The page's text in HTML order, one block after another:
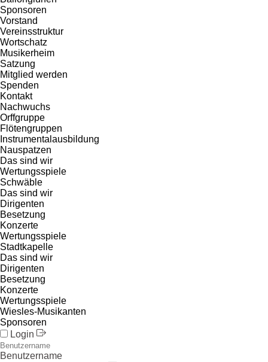
Sponsoren
Vorstand
Vereinsstruktur
Wortschatz
Musikerheim
Satzung
Mitglied werden
Spenden
Kontakt
Nachwuchs
Orffgruppe
Flötengruppen
Instrumentalausbildung
Nauspatzen
Das sind wir
Wertungsspiele
Schwäble
Das sind wir
Dirigenten
Besetzung
Konzerte
Wertungsspiele
Stadtkapelle
Das sind wir
Dirigenten
Besetzung
Konzerte
Wertungsspiele
Wiesles-Musikanten
Sponsoren
Login
Benutzername